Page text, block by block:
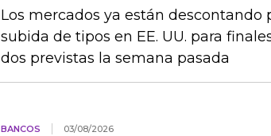
Los mercados ya están
subida de tipos en EE. UU. para
dos previstas la semana pasada
BANCOS 03/08/2026